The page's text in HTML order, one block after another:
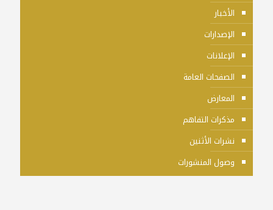
الأخبار
الإصدارات
الإعلانات
الصفحات العامة
المعارض
مذكرات التفاهم
نشرات الأثنين
وصول المنشورات